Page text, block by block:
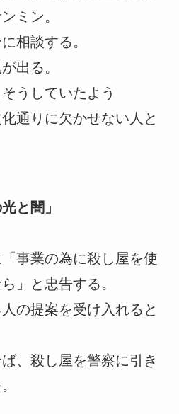
ミン。
相談する。
出る。
うしていたよう
通りに欠かせない人と
と闇」
事業の為に殺し屋を使
」と忠告する。
の提案を受け入れると
、殺し屋を警察に引き